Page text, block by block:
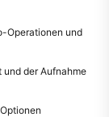
Operationen und
der Aufnahme